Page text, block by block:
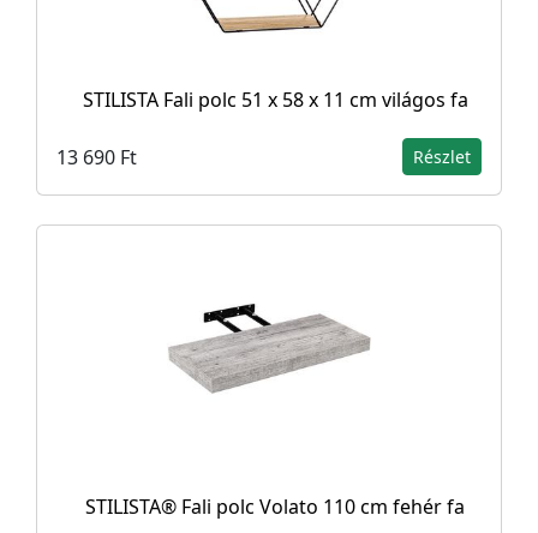
STILISTA Fali polc 51 x 58 x 11 cm világos fa
13 690 Ft Részlet
STILISTA® Fali polc Volato 110 cm fehér fa